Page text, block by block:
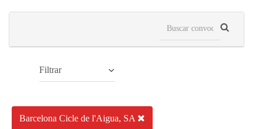
Filtrar
Barcelona Cicle de l'Aigua, SA